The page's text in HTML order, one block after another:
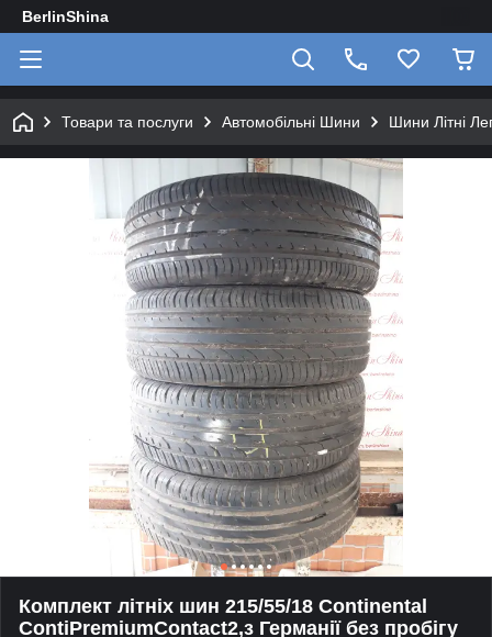
BerlinShina
Товари та послуги Автомобільні Шини Шини Літні
Комплект літніх шин 215/55/18 Continental
ContiPremiumContact2,з Германії без пробігу